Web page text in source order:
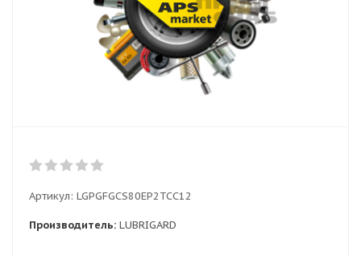
Артикул: LGPGFGCS80EP2TCC12
Производитель: LUBRIGARD